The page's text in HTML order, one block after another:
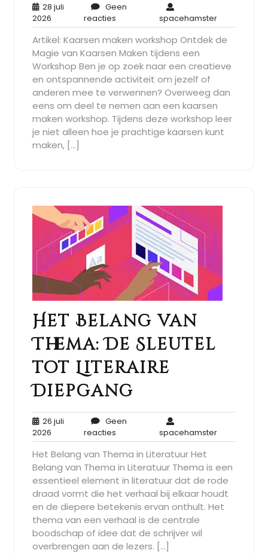
28 juli
2026
juli
2026
Geen
reactiesGeen
reacties
spacehamster
Artikel: Kaarsen maken workshop Ontdek de
Magie van Kaarsen Maken tijdens een
Workshop Ben je op zoek naar een creatieve
en ontspannende activiteit om jezelf of
anderen mee te verwennen? Overweeg dan
eens om deel te nemen aan een kaarsen
maken workshop. Tijdens deze workshop leer
je niet alleen hoe je prachtige kaarsen kunt
maken, […]
Het Belang van
Thema: De Sleutel
tot Literaire
Diepgang
26 juli
2026
juli
2026
Geen
reactiesGeen
reacties
spacehamster
Het Belang van Thema in Literatuur Het
Belang van Thema in Literatuur Thema is een
essentieel element in literatuur dat de rode
draad vormt die het verhaal bij elkaar houdt
en de diepere betekenis ervan onthult. Het
thema van een verhaal is de centrale
boodschap of idee dat de schrijver wil
overbrengen aan de lezers. […]